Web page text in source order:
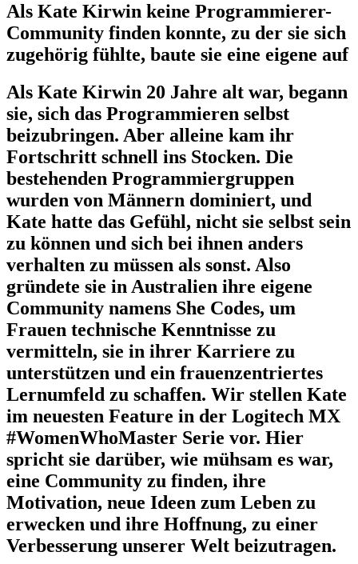
Als Kate Kirwin keine Programmierer-
Community finden konnte, zu der sie sich
zugehörig fühlte, baute sie eine eigene auf
Als Kate Kirwin 20 Jahre alt war, begann
sie, sich das Programmieren selbst
beizubringen. Aber alleine kam ihr
Fortschritt schnell ins Stocken. Die
bestehenden Programmiergruppen
wurden von Männern dominiert, und
Kate hatte das Gefühl, nicht sie selbst sein
zu können und sich bei ihnen anders
verhalten zu müssen als sonst. Also
gründete sie in Australien ihre eigene
Community namens She Codes, um
Frauen technische Kenntnisse zu
vermitteln, sie in ihrer Karriere zu
unterstützen und ein frauenzentriertes
Lernumfeld zu schaffen. Wir stellen Kate
im neuesten Feature in der Logitech MX
#WomenWhoMaster Serie vor. Hier
spricht sie darüber, wie mühsam es war,
eine Community zu finden, ihre
Motivation, neue Ideen zum Leben zu
erwecken und ihre Hoffnung, zu einer
Verbesserung unserer Welt beizutragen.